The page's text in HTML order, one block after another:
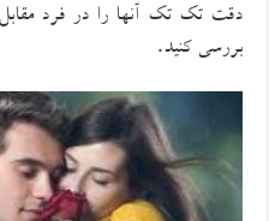
دقت تک تک آنها را در فرد
بررسی کنید.